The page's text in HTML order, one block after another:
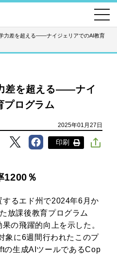
力差を超える――ナイジェリアでのAI教育
差を超える――ナイ
プログラム
2025年01月27日
印刷
1200％
るエド州で2024年6月か
放課後教育プログラム
の飛躍的向上を示した。
象に6週間行われたこのプ
の生成AIツールであるCop